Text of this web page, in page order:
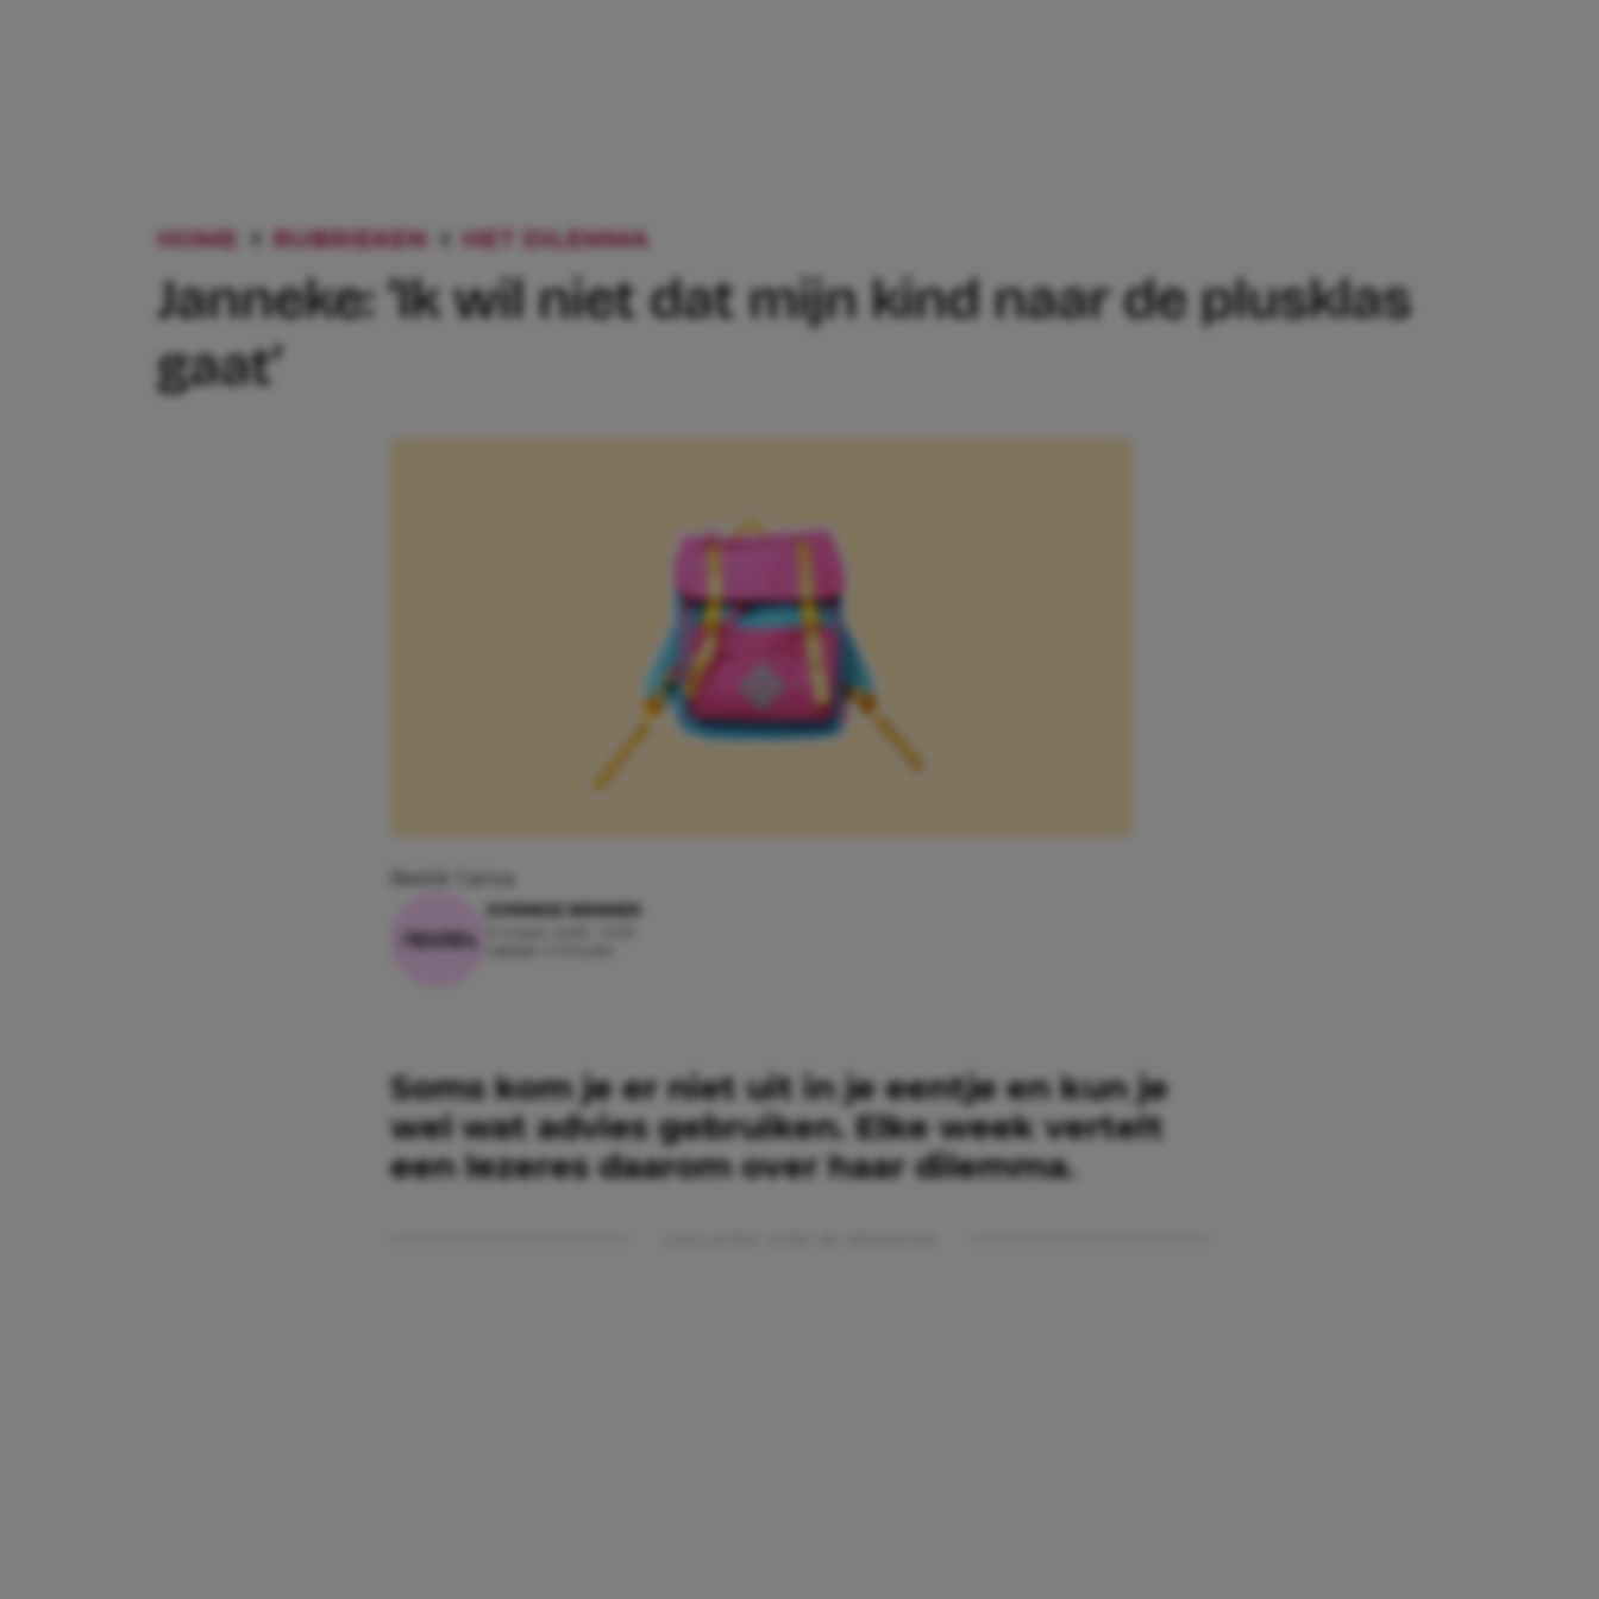
HOME RUBRIEKEN HET DILEMMA
Janneke: ‘Ik wil niet dat mijn kind naar de plusklas
gaat’
JORINDE BENNER
Soms kom je er niet uit in je eentje en kun je
wel wat advies gebruiken. Elke week vertelt
een lezeres daarom over haar dilemma.